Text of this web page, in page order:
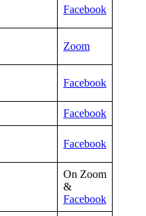
Facebook
Zoom
Facebook
Facebook
Facebook
On Zoom
&
Facebook